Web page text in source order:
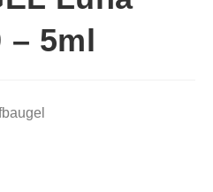
– 5ml